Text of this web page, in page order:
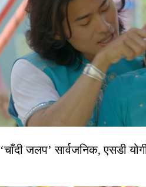
जलप’ सार्वजनिक, एसडी